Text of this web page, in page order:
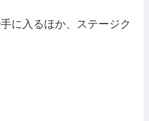
に入るほか、ステージク